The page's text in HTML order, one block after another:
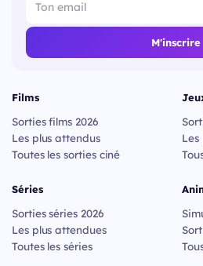
M'inscrire
Films
Sorties films 2026
Les plus attendus
Toutes les sorties ciné
Séries
Sorties séries 2026
Les plus attendues
Toutes les séries
Les